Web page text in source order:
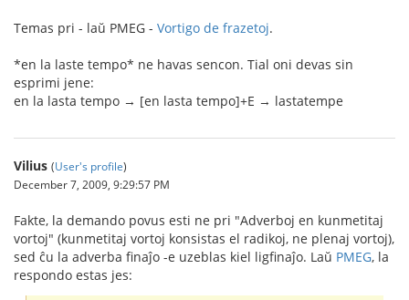
Temas pri - laŭ PMEG - Vortigo de frazetoj.
*en la laste tempo* ne havas sencon. Tial oni devas sin
esprimi jene:
en la lasta tempo → [en lasta tempo]+E → lastatempe
Vilius (User's profile)
December 7, 2009, 9:29:57 PM
Fakte, la demando povus esti ne pri "Adverboj en kunmetitaj
vortoj" (kunmetitaj vortoj konsistas el radikoj, ne plenaj vortoj),
sed ĉu la adverba finaĵo -e uzeblas kiel ligfinaĵo. Laŭ PMEG, la
respondo estas jes: